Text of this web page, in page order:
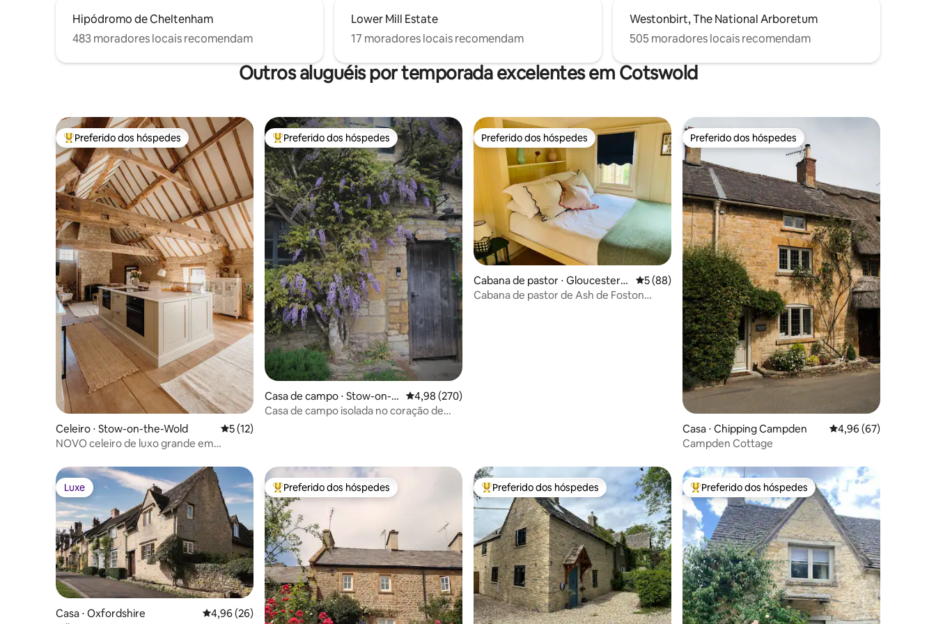
Hipódromo de Cheltenham
483 moradores locais recomendam
Lower Mill Estate
17 moradores locais recomendam
Westonbirt, The National Arboretum
505 moradores locais recomendam
Outros aluguéis por temporada excelentes em Cotswold
Entre os melhores preferidos dos hóspedes
Preferido dos hóspedes
Celeiro ⋅ Stow-on-the-Wold 5 de uma avaliação média de 5, 12 avaliações
5 (12)
NOVO celeiro de luxo grande em
Entre os melhores preferidos dos hóspedes
Preferido dos hóspedes
Casa de campo ⋅ Stow-on-t
he-Wold
4,98 de uma avaliação média de 5, 270 avaliações
4,98 (270)
Casa de campo isolada no coração de
Preferido dos hóspedes
Preferido dos hóspedes
Cabana de pastor ⋅ Gloucesters
hire
5 de uma avaliação média de 5, 88 avaliações
5 (88)
Cabana de pastor de Ash de Foston
Preferido dos hóspedes
Preferido dos hóspedes
Casa ⋅ Chipping Campden 4,96 de uma
4,96 (67)
Campden Cottage
Luxe
Luxe
Casa ⋅ Oxfordshire 4,96 de uma avaliação média de 5, 26 avaliações
4,96 (26)
Entre os melhores preferidos dos hóspedes
Preferido dos hóspedes Entre os melhores preferidos dos hóspedes
Preferido dos hóspedes Entre os melhores preferidos dos hóspedes
Preferido dos hóspedes